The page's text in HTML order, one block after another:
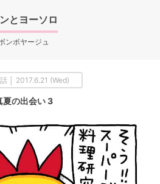
とヨーソロ
ンボヤージュ
│ 2017.6.21 (Wed)
夏の出会い 3